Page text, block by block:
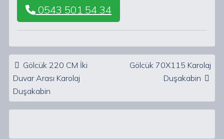
0543 501 54 34
Post navigation
Gölcük 220 CM İki
Duvar Arası Karolaj
Duşakabin
Gölcük 70X115 Karolaj
Duşakabin